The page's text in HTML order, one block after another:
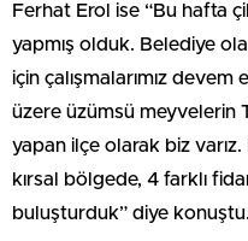
Ferhat Erol ise “Bu hafta
yapmış olduk. Belediye
için çalışmalarımız
üzere üzümsü meyvelerin
yapan ilçe olarak biz
kırsal bölgede, 4 farklı
buluşturduk” diye konuştu.